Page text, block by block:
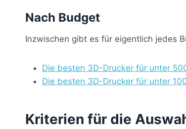
Nach Budget
Inzwischen gibt es für eigentlich jedes
Die besten 3D-Drucker für unter
Die besten 3D-Drucker für unter
Kriterien für die